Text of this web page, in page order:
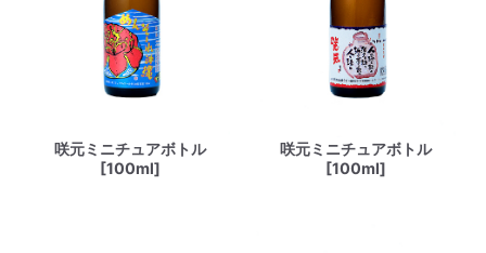
咲元ミニチュアボトル
[100ml]
咲元ミニチュアボトル
[100ml]